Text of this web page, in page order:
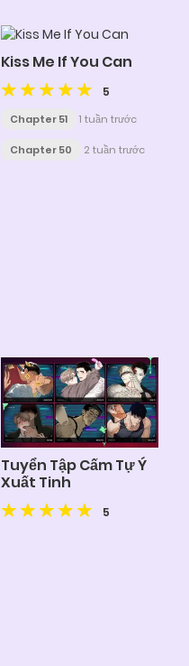
Kiss Me If You Can
5
Chapter 51 1 tuần trước
Chapter 50 2 tuần trước
Tuyển Tập Cấm Tự Ý
Xuất Tinh
5